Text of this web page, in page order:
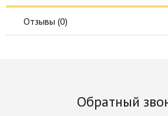
Отзывы (0)
Обратный